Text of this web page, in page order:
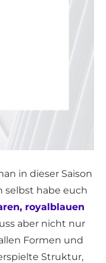
in dieser Saison
selbst habe euch
royalblauen
aber nicht nur
Formen und
Struktur,